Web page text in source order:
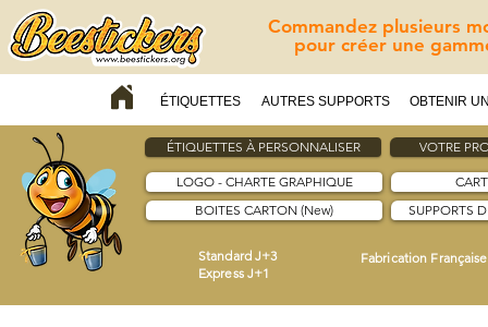
Commandez plusieurs
pour créer une
ÉTIQUETTES AUTRES SUPPORTS OBTENIR
ÉTIQUETTES À PERSONNALISER VOTRE
LOGO - CHARTE GRAPHIQUE
BOITES CARTON (New)
SUPPORTS
Standard J+3
Express J+1
Fabrication Française